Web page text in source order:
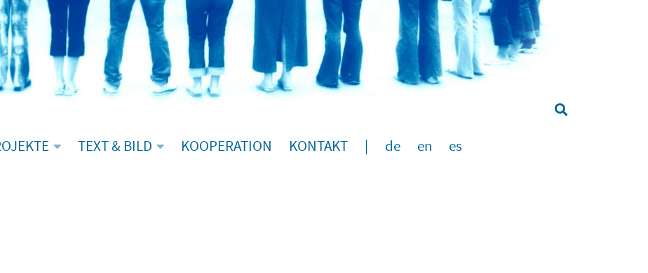
TEXT & BILD KOOPERATION KONTAKT de en es